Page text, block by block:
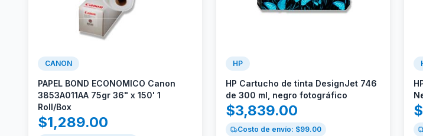
CANON
PAPEL BOND ECONOMICO Canon
3853A011AA 75gr 36" x 150' 1
Roll/Box
$1,289.00
HP
HP Cartucho de tinta DesignJet 746
de 300 ml, negro fotográfico
$3,839.00
Costo de envío: $99.00
$